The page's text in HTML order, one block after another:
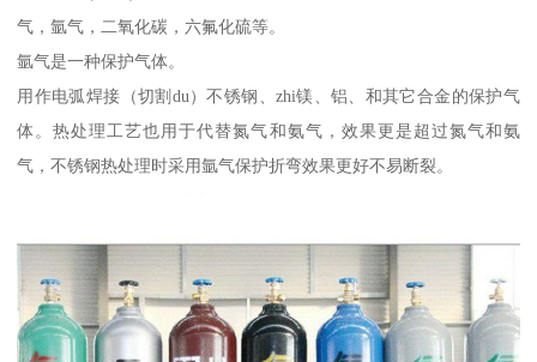
气，氩气，二氧化碳，六氟化硫等。
氩气是一种保护气体。
用作电弧焊接（切割du）不锈钢、zhi镁、铝、和其它合金的保护气
体。热处理工艺也用于代替氮气和氨气，效果更是超过氮气和氨
气，不锈钢热处理时采用氩气保护折弯效果更好不易断裂。